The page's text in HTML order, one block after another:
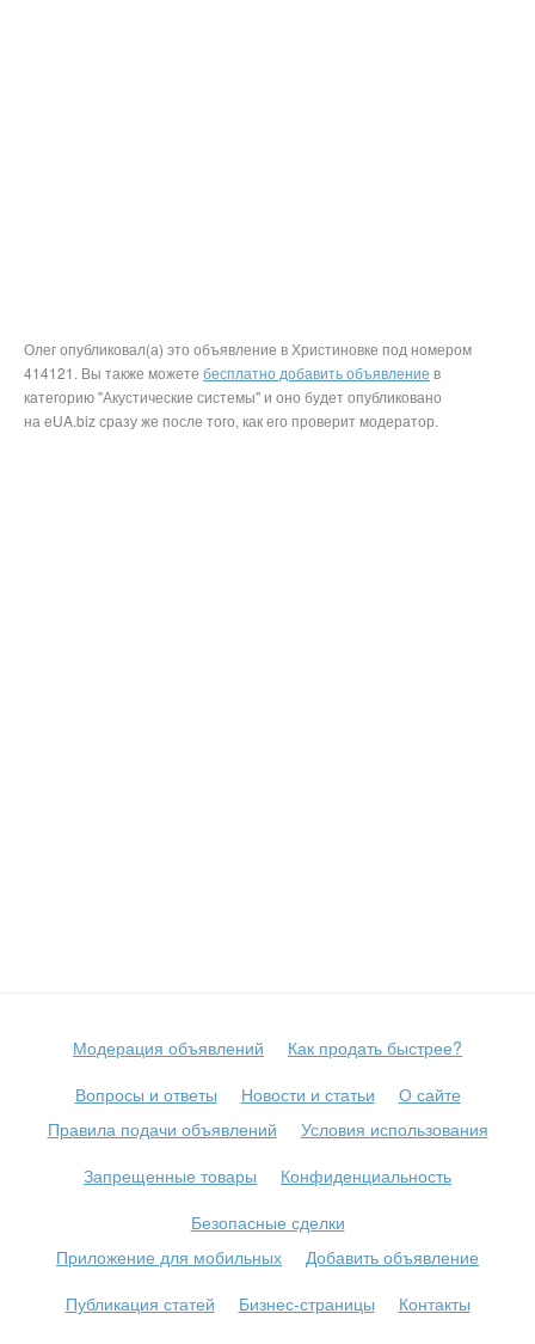
Олег опубликовал(а) это объявление в Христиновке под номером
414121. Вы также можете бесплатно добавить объявление в
категорию "Акустические системы" и оно будет опубликовано
на eUA.biz сразу же после того, как его проверит модератор.
Модерация объявлений
Как продать быстрее?
Вопросы и ответы
Новости и статьи
О сайте
Правила подачи объявлений
Условия использования
Запрещенные товары
Конфиденциальность
Безопасные сделки
Приложение для мобильных
Добавить объявление
Публикация статей
Бизнес-страницы Контакты